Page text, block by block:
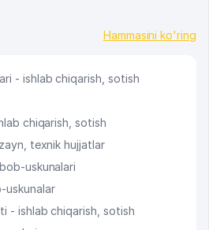
Hammasini ko'ring
- ishlab chiqarish, sotish
chiqarish, sotish
texnik hujjatlar
uskunalari
uskunalar
- ishlab chiqarish, sotish